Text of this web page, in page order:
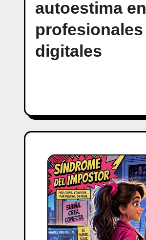
autoestima en
profesionales
digitales